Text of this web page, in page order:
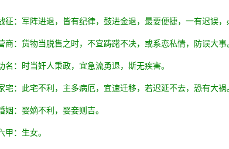
：军阵进退，皆有纪律，鼓进金退，最要便捷，一有迟误，
：货物当脱售之时，不宜踌躇不决，或系恋私情，防误大事
：时当奸人秉政，宜急流勇退，斯无疾害。
：此宅不利，主多病厄，宜速迁移，若迟延不去，恐有大祸
：娶嫡不利，娶妾则吉。
：生女。